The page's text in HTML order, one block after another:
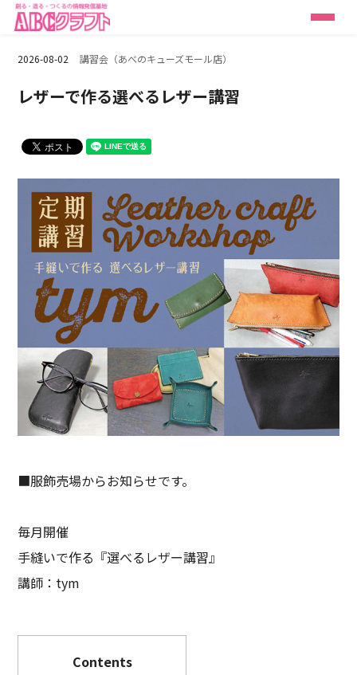
2026-08-02 講習会（あべのキューズモール店）
レザーで作る選べるレザー講習
■服飾売場からお知らせです。
毎月開催
手縫いで作る『選べるレザー講習』
講師：tym
Contents